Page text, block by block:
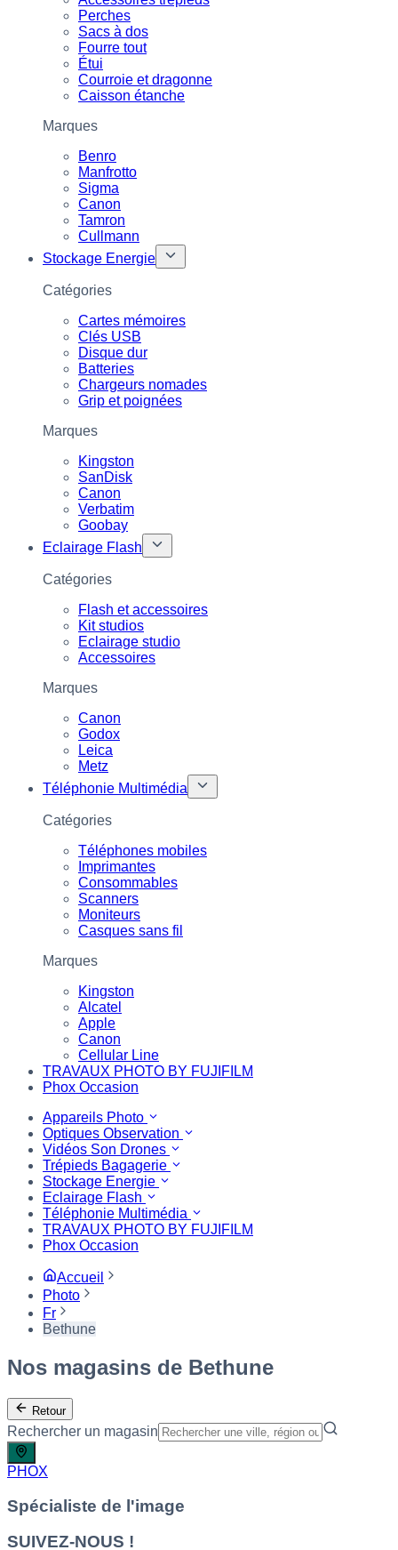
Perches
Sacs à dos
Fourre tout
Étui
Courroie et dragonne
Caisson étanche
Marques
Benro
Manfrotto
Sigma
Canon
Tamron
Cullmann
Stockage Energie
Catégories
Cartes mémoires
Clés USB
Disque dur
Batteries
Chargeurs nomades
Grip et poignées
Marques
Kingston
SanDisk
Canon
Verbatim
Goobay
Eclairage Flash
Catégories
Flash et accessoires
Kit studios
Eclairage studio
Accessoires
Marques
Canon
Godox
Leica
Metz
Téléphonie Multimédia
Catégories
Téléphones mobiles
Imprimantes
Consommables
Scanners
Moniteurs
Casques sans fil
Marques
Kingston
Alcatel
Apple
Canon
Cellular Line
TRAVAUX PHOTO BY FUJIFILM
Phox Occasion
Appareils Photo
Optiques Observation
Vidéos Son Drones
Trépieds Bagagerie
Stockage Energie
Eclairage Flash
Téléphonie Multimédia
TRAVAUX PHOTO BY FUJIFILM
Phox Occasion
Accueil
Photo
Fr
Bethune
Nos magasins de Bethune
Retour
Rechercher un magasin
PHOX
Spécialiste de l'image
SUIVEZ-NOUS !